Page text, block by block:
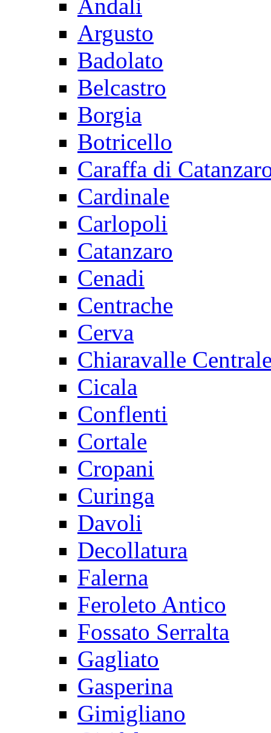
Andali
Argusto
Badolato
Belcastro
Borgia
Botricello
Caraffa di
Cardinale
Carlopoli
Catanzaro
Cenadi
Centrache
Cerva
Chiaravalle
Cicala
Conflenti
Cortale
Cropani
Curinga
Davoli
Decollatura
Falerna
Feroleto Antico
Fossato Serralta
Gagliato
Gasperina
Gimigliano